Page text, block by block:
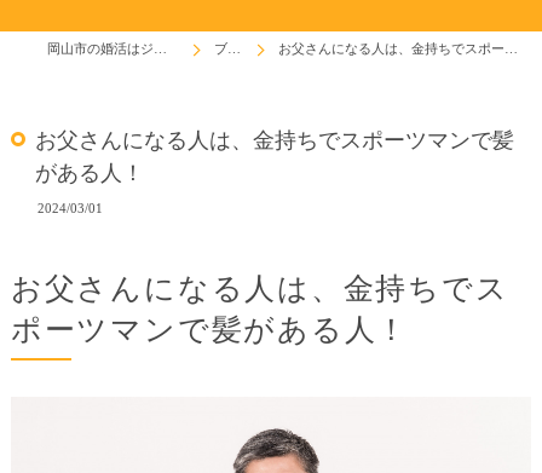
ブログ お父さんになる人は、金持ちでスポーツマンで髪がある人！
お父さんになる人は、金持ちでスポーツマンで髪
がある人！
2024/03/01
お父さんになる人は、金持ちでス
ポーツマンで髪がある人！